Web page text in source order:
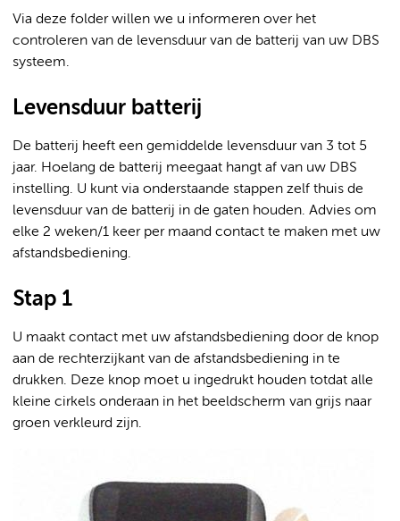
Via deze folder willen we u informeren over het
controleren van de levensduur van de batterij van uw DBS
systeem.
Levensduur batterij
De batterij heeft een gemiddelde levensduur van 3 tot 5
jaar. Hoelang de batterij meegaat hangt af van uw DBS
instelling. U kunt via onderstaande stappen zelf thuis de
levensduur van de batterij in de gaten houden. Advies om
elke 2 weken/1 keer per maand contact te maken met uw
afstandsbediening.
Stap 1
U maakt contact met uw afstandsbediening door de knop
aan de rechterzijkant van de afstandsbediening in te
drukken. Deze knop moet u ingedrukt houden totdat alle
kleine cirkels onderaan in het beeldscherm van grijs naar
groen verkleurd zijn.